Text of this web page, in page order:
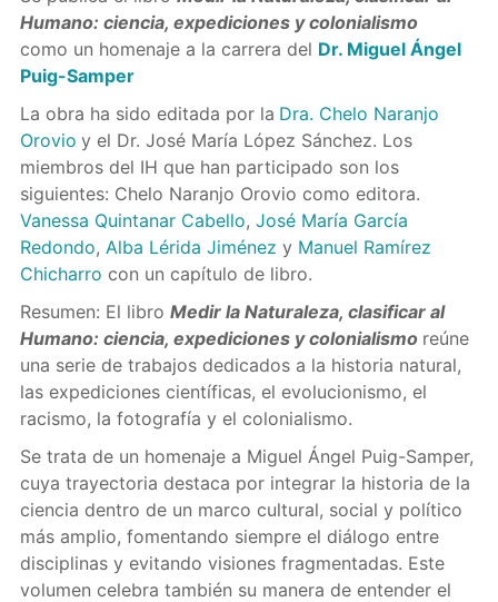
Humano: ciencia, expediciones y colonialismo
como un homenaje a la carrera del Dr. Miguel Ángel
Puig-Samper
La obra ha sido editada por la Dra. Chelo Naranjo
Orovio y el Dr. José María López Sánchez. Los
miembros del IH que han participado son los
siguientes: Chelo Naranjo Orovio como editora.
Vanessa Quintanar Cabello, José María García
Redondo, Alba Lérida Jiménez y Manuel Ramírez
Chicharro con un capítulo de libro.
Resumen: El libro Medir la Naturaleza, clasificar al
Humano: ciencia, expediciones y colonialismo reúne
una serie de trabajos dedicados a la historia natural,
las expediciones científicas, el evolucionismo, el
racismo, la fotografía y el colonialismo.
Se trata de un homenaje a Miguel Ángel Puig-Samper,
cuya trayectoria destaca por integrar la historia de la
ciencia dentro de un marco cultural, social y político
más amplio, fomentando siempre el diálogo entre
disciplinas y evitando visiones fragmentadas. Este
volumen celebra también su manera de entender el